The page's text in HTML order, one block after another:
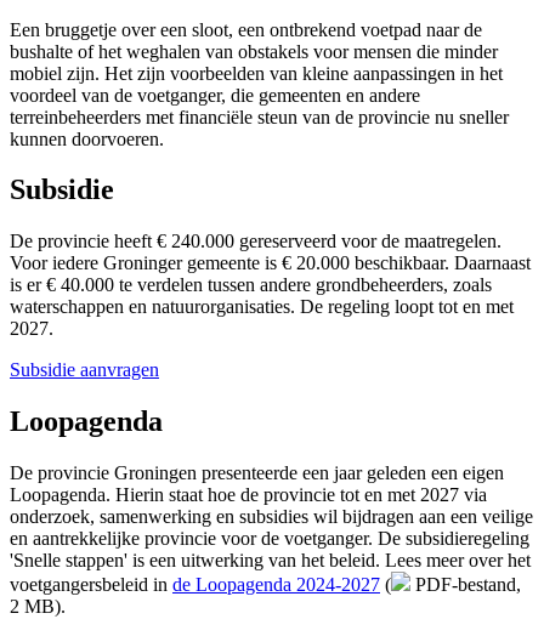
Een bruggetje over een sloot, een ontbrekend voetpad naar de
bushalte of het weghalen van obstakels voor mensen die minder
mobiel zijn. Het zijn voorbeelden van kleine aanpassingen in het
voordeel van de voetganger, die gemeenten en andere
terreinbeheerders met financiële steun van de provincie nu sneller
kunnen doorvoeren.
Subsidie
De provincie heeft € 240.000 gereserveerd voor de maatregelen.
Voor iedere Groninger gemeente is € 20.000 beschikbaar. Daarnaast
is er € 40.000 te verdelen tussen andere grondbeheerders, zoals
waterschappen en natuurorganisaties. De regeling loopt tot en met
2027.
Subsidie aanvragen
Loopagenda
De provincie Groningen presenteerde een jaar geleden een eigen
Loopagenda. Hierin staat hoe de provincie tot en met 2027 via
onderzoek, samenwerking en subsidies wil bijdragen aan een veilige
en aantrekkelijke provincie voor de voetganger. De subsidieregeling
'Snelle stappen' is een uitwerking van het beleid. Lees meer over het
voetgangersbeleid in de Loopagenda 2024-2027 (
PDF-bestand,
2 MB).